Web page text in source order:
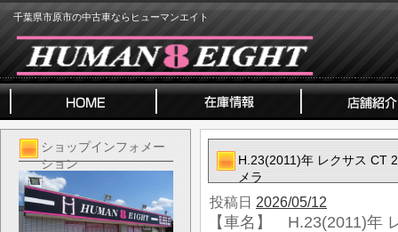
千葉県市原市の中古車ならヒューマンエイト
ショップインフォメー
ション
H.23(2011)年 レクサス CT
メラ
投稿日 2026/05/12
【車名】 H.23(2011)年